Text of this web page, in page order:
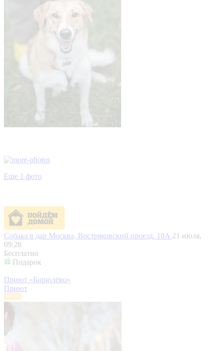
Еще 1 фото
Собака в дар Москва, Востряковский проезд, 10А 21 июля,
09:28
Бесплатно
Подарок
Приют «Бирюлёво»
Приют